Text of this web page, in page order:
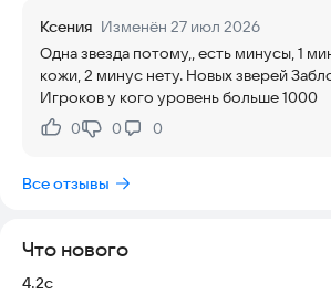
Вырасти детёнышей и заботься о них —
и лечи. Обустрой свой дом (более 20
доступно!). Дома ты можешь завести
партнёром. Там можно отдохнуть от
природы. Также можно завести питомца
летающего дракона!
СОЗДАЙ СЕМЬЮ
кормить, играть с ними и лечить, пока они
так же можешь кастомизировать своих
Ксения Изменён 27 июл 2026
Одна звезда потому,, есть минусы, 1 минус нету новой
кожи, 2 минус нету. Новых зверей Заблокируйте.
Игроков у кого уровень больше 1000
Нравится:
0Не нравится:
0 0
Все отзывы
Что нового
Версия:
4.2c